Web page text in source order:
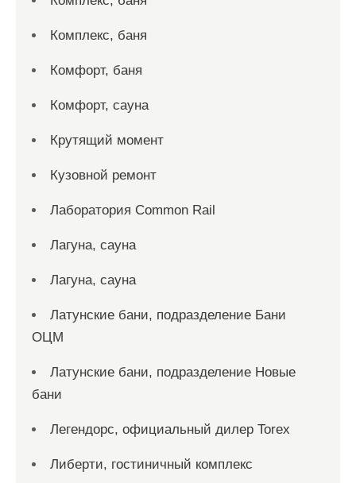
Комплекс, баня
Комфорт, баня
Комфорт, сауна
Крутящий момент
Кузовной ремонт
Лаборатория Common Rail
Лагуна, сауна
Лагуна, сауна
Латунские бани, подразделение Бани
ОЦМ
Латунские бани, подразделение Новые
бани
Легендорс, официальный дилер Torex
Либерти, гостиничный комплекс